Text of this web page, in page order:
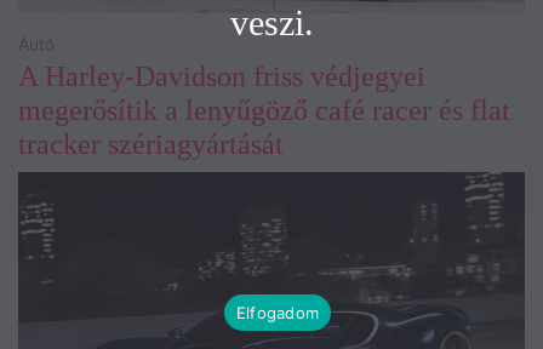
A Harley-Davidson friss védjegyei
megerősítik a lenyűgöző café racer és flat
tracker szériagyártását
Autó
veszi.
Elfogadom